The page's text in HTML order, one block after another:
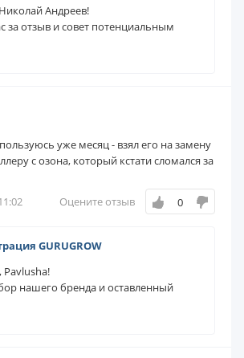
Андреев!
за отзыв и совет потенциальным
уже месяц - взял его на замену
с озона, который кстати сломался за
Оцените отзыв 0
GURUGROW
нашего бренда и оставленный